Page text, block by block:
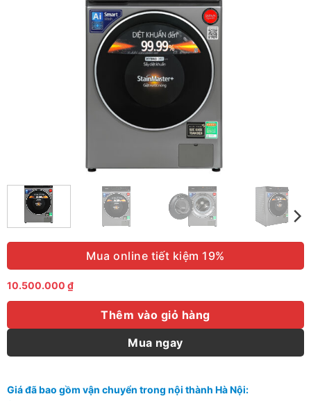
Mua online tiết kiệm 19%
10.500.000 ₫
Thêm vào giỏ hàng
Mua ngay
Giá đã bao gồm vận chuyển trong nội thành Hà Nội: